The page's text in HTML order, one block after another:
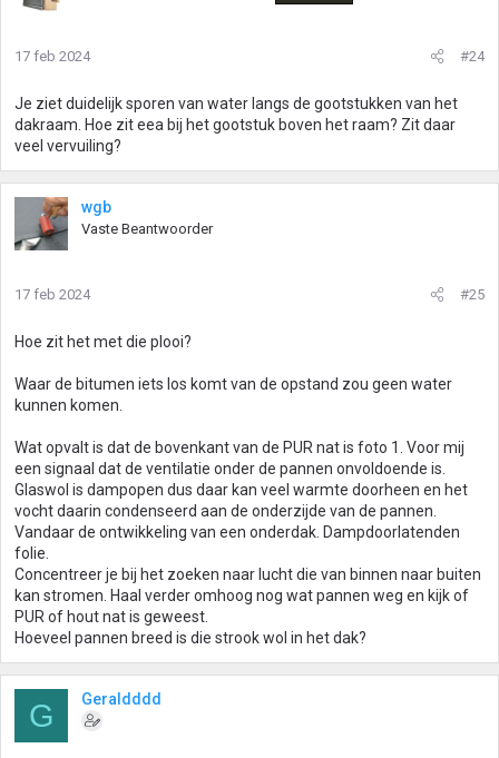
17 feb 2024 #24
Je ziet duidelijk sporen van water langs de gootstukken van het
dakraam. Hoe zit eea bij het gootstuk boven het raam? Zit daar
veel vervuiling?
wgb
Vaste Beantwoorder
17 feb 2024 #25
Hoe zit het met die plooi?
Waar de bitumen iets los komt van de opstand zou geen water
kunnen komen.
Wat opvalt is dat de bovenkant van de PUR nat is foto 1. Voor mij
een signaal dat de ventilatie onder de pannen onvoldoende is.
Glaswol is dampopen dus daar kan veel warmte doorheen en het
vocht daarin condenseerd aan de onderzijde van de pannen.
Vandaar de ontwikkeling van een onderdak. Dampdoorlatenden
folie.
Concentreer je bij het zoeken naar lucht die van binnen naar buiten
kan stromen. Haal verder omhoog nog wat pannen weg en kijk of
PUR of hout nat is geweest.
Hoeveel pannen breed is die strook wol in het dak?
G Geraldddd